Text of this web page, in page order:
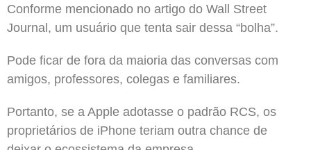
Conforme mencionado no artigo do Wall Street
Journal, um usuário que tenta sair dessa “bolha”.
Pode ficar de fora da maioria das conversas com
amigos, professores, colegas e familiares.
Portanto, se a Apple adotasse o padrão RCS, os
proprietários de iPhone teriam outra chance de